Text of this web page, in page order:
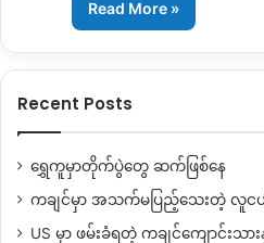
Read More »
Recent Posts
ရွှေကူမှာတိုက်ပွဲတွေ ဆက်ဖြစ်နေ
ကချင်မှာ အသက်မပြည့်သေးတဲ့ လူင
US မှာ ဖမ်းခံရတဲ့ ကချင်ကျောင်းသ